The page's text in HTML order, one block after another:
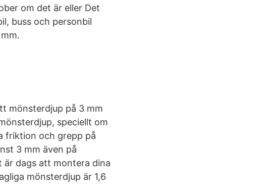
om det är eller Det
buss och personbil
mönsterdjup på 3 mm
speciellt om
friktion och grepp på
3 mm även på
är dags att montera dina
mönsterdjup är 1,6